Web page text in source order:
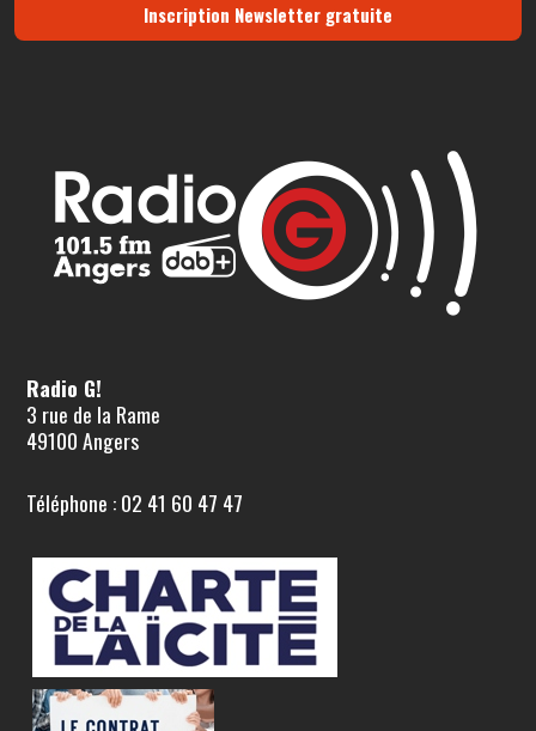
Inscription Newsletter gratuite
Radio G!
3 rue de la Rame
49100 Angers
Téléphone : 02 41 60 47 47